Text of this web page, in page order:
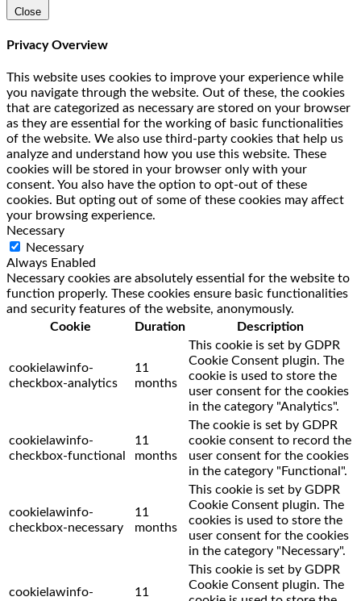
Close
Privacy Overview
This website uses cookies to improve your experience while
you navigate through the website. Out of these, the cookies
that are categorized as necessary are stored on your browser
as they are essential for the working of basic functionalities
of the website. We also use third-party cookies that help us
analyze and understand how you use this website. These
cookies will be stored in your browser only with your
consent. You also have the option to opt-out of these
cookies. But opting out of some of these cookies may affect
your browsing experience.
Necessary
Necessary
Always Enabled
Necessary cookies are absolutely essential for the website to
function properly. These cookies ensure basic functionalities
and security features of the website, anonymously.
Cookie
Duration Description
cookielawinfo-
checkbox-analytics
11
months
This cookie is set by GDPR
Cookie Consent plugin. The
cookie is used to store the
user consent for the cookies
in the category "Analytics".
cookielawinfo-
checkbox-functional
11
months
The cookie is set by GDPR
cookie consent to record the
user consent for the cookies
in the category "Functional".
cookielawinfo-
checkbox-necessary
11
months
This cookie is set by GDPR
Cookie Consent plugin. The
cookies is used to store the
user consent for the cookies
in the category "Necessary".
cookielawinfo-
11
This cookie is set by GDPR
Cookie Consent plugin. The